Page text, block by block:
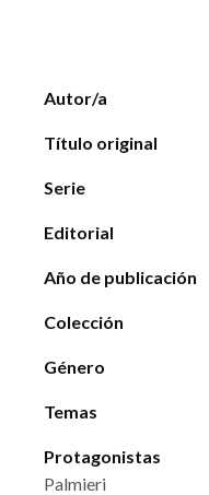
Autor/a
Título original
Serie
Editorial
Año de publicación
Colección
Género
Temas
Protagonistas
Palmieri